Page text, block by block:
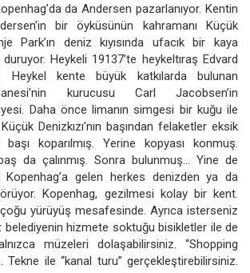
da Andersen pazarlanıyor. Kentin
bir öyküsünün kahramanı Küçük
Park’ın deniz kıyısında ufacık bir kaya
Heykeli 19137’te heykeltıraş Edvard
Heykel kente büyük katkılarda bulunan
kurucusu Carl Jacobsen’in
Daha önce limanın simgesi bir kuğu ile
Denizkızı’nın başından felaketler eksik
başı koparılmış. Yerine kopyası konmuş.
da çalınmış. Sonra bulunmuş… Yine de
Kopenhag’a gelen herkes denizden ya da
Kopenhag, gezilmesi kolay bir kent.
yürüyüş mesafesinde. Ayrıca isterseniz
belediyenin hizmete soktuğu bisikletler ile de
müzeleri dolaşabilirsiniz. “Shopping
Tekne ile “kanal turu” gerçekleştirebilirsiniz.